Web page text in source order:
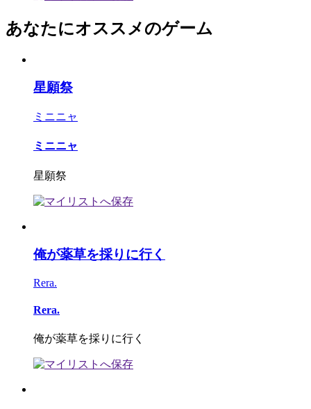
あなたにオススメのゲーム
星願祭
ミニニャ
ミニニャ
星願祭
俺が薬草を採りに行く
Rera.
Rera.
俺が薬草を採りに行く